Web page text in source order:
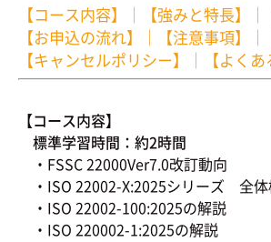
【コース内容】 ｜ 【強みと特長】 ｜
【お申込の流れ】
｜ 【注意事項】 ｜
【キャンセルポリシー】
｜ 【よく
【コース内容】
標準学習時間：約2時間
・FSSC 22000Ver7.0改訂動向
・ISO 22002-X:2025シリーズ 全
・ISO 22002-100:2025の解説
・ISO 220002-1:2025の解説